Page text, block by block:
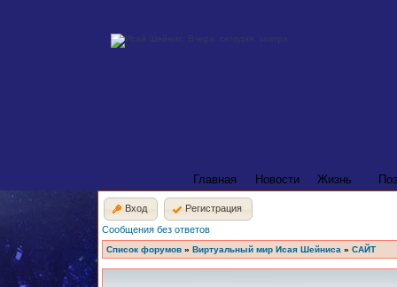
Главная Новости Жизнь
Вход
Регистрация
Сообщения без ответов
Список форумов » Виртуальный мир Исая Шейниса » САЙТ